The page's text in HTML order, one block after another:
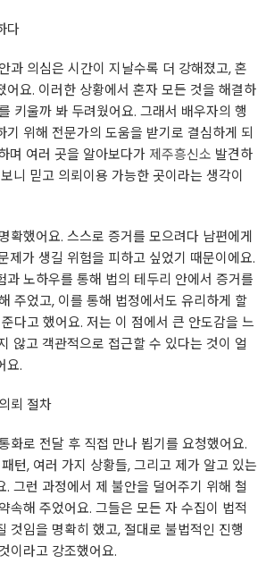
다
과 의심은 시간이 지날수록 더 강해졌고, 혼
어요. 이러한 상황에서 혼자 모든 것을 해결하
키울까 봐 두려웠어요. 그래서 배우자의 행
기 위해 전문가의 도움을 받기로 결심하게 되
며 여러 곳을 알아보다가 제주흥신소 발견하
니 믿고 의뢰이용 가능한 곳이라는 생각이
확했어요. 스스로 증거를 모으려다 남편에게
제가 생길 위험을 피하고 싶었기 때문이에요.
과 노하우를 통해 법의 테두리 안에서 증거를
주었고, 이를 통해 법정에서도 유리하게 할
다고 했어요. 저는 이 점에서 큰 안도감을 느
않고 객관적으로 접근할 수 있다는 것이 얼
요.
뢰 절차
화로 전달 후 직접 만나 뵙기를 요청했어요.
턴, 여러 가지 상황들, 그리고 제가 알고 있는
. 그런 과정에서 제 불안을 덜어주기 위해 철
속해 주었어요. 그들은 모든 자 수집이 법적
것임을 명확히 했고, 절대로 불법적인 진행
이라고 강조했어요.